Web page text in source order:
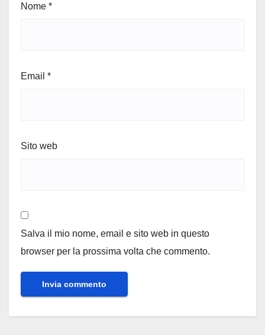
Nome *
Email *
Sito web
Salva il mio nome, email e sito web in questo
browser per la prossima volta che commento.